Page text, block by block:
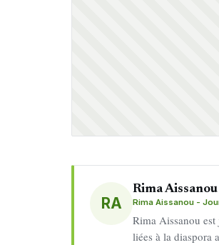
RA
Rima Aissanou
Rima Aissanou -
Rima Aissanou
liées à la diaspora